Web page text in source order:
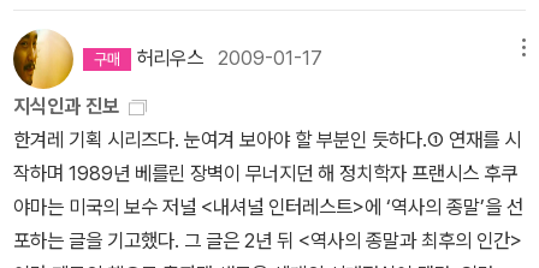
만을 생각했지 옆에 붙어있는 사회에 대해 많은 생각을 해본 적이 없
다. 그리고 따지고보면 사회에 대한 입장도 대가마다 다르고 허술하
다. 사회에 대한 철학도 인간에 대한 철학도 비루하고 남루하기 그지
없다.6. 자유만, 평등만, 공화만..인권도...이렇게 깃발이 나부꼈지만
그 곁에 쌍으로 붙어있어야 하는 것들이 없다. 유적존재라면, 사회에
붙어있는대로, 발라내지 않고 붙어있는 사고를 해본 적이 없다. 낭만
만 가득찬 자유의 깃발만이, 낭만만 그득한 평등의 깃발만이 날릴 뿐
이다. 그리고 우리는 원하고 바라는 바를 그 깃발만을 써서 말하고 요
다양하지만 회복해내려는 태도는 공통적이다. [성과 속은 무엇인가]
불교입문 우리출판사 高崎直道, 유식학입문, 오형근, 불광출판사
[전략적 사고를 위한 미래예측], 교보, 사단법인 유엔미래포럼 - 기법
[world shock 2012 ]임박한 세계 대변혁 시나리오 the mystery
of 2012, 샘앤파커스 2007 극단적 미래예측 << 펼친 부분 접기 <<
2. 보려고했으나 대출중이어서 없는 책들>> 접힌 부분 펼치기 >> <
< 펼친 부분 접기 <<3. 가볍게 읽거나 읽은 책>> 접힌 부분 펼치기
으로써 철학을 복권시키려는 시도였다. 이후 <철학을 위한 선언> <
윤리학> <조건들> <메타정치 소론> 등에 이어 2005년에는 <존재
와 사건>의 2권인 <세계의 논리>를 출간한다. 이 밖에도 바디우는
현실의 정치적 이슈에 개입하는 <정황> 시리즈를 출간하고 있고, 옛
동지들과 결성한 ‘정치 조직’(Organisation Politique)을 통해 ‘당
없는 정치’를 기치로 활발한 정치 활동을 펴고 있다.바디우는 도그마
로서의 진리를 거부한다. 진리는 복수로 존재하며, 항상 불투명한 성
격을 가진 ‘사건’에서 출현한다. 그가 원하는 철학은 여러 진리를 동시
허리우스 2009-01-17
지식인과 진보
한겨레 기획 시리즈다. 눈여겨 보아야 할 부분인 듯하다.① 연재를 시
작하며 1989년 베를린 장벽이 무너지던 해 정치학자 프랜시스 후쿠
야마는 미국의 보수 저널 <내셔널 인터레스트>에 ‘역사의 종말’을 선
포하는 글을 기고했다. 그 글은 2년 뒤 <역사의 종말과 최후의 인간>